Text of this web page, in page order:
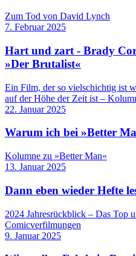
Zum Tod von David Lynch
7. Februar 2025
Hart und zart - Brady
»Der Brutalist«
Ein Film, der so vielschichtig ist
auf der Höhe der Zeit ist –
22. Januar 2025
Warum ich bei »Better
Kolumne zu »Better Man«
13. Januar 2025
Dann eben wieder Hefte
2024 Jahresrückblick – Das Top
Comicverfilmungen
9. Januar 2025